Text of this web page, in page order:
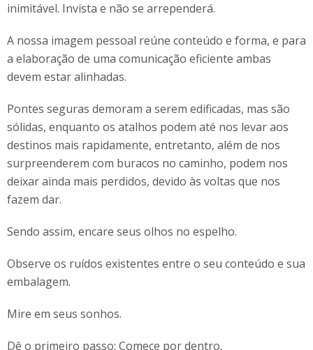
inimitável. Invista e não se arrependerá.
A nossa imagem pessoal reúne conteúdo e forma, e para
a elaboração de uma comunicação eficiente ambas
devem estar alinhadas.
Pontes seguras demoram a serem edificadas, mas são
sólidas, enquanto os atalhos podem até nos levar aos
destinos mais rapidamente, entretanto, além de nos
surpreenderem com buracos no caminho, podem nos
deixar ainda mais perdidos, devido às voltas que nos
fazem dar.
Sendo assim, encare seus olhos no espelho.
Observe os ruídos existentes entre o seu conteúdo e sua
embalagem.
Mire em seus sonhos.
Dê o primeiro passo: Comece por dentro.